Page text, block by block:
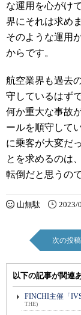
な運用を心がけ
界にそれは求め
そのような運用
からです。
航空業界も過去
守しているはずで
何か重大な事故
ールを順守して
に乗客が大変だ
とを求めるのは
転倒だと思うので
山無駄 2023/
次の投
以下の記事が関連
FINCHI主催「
THE)